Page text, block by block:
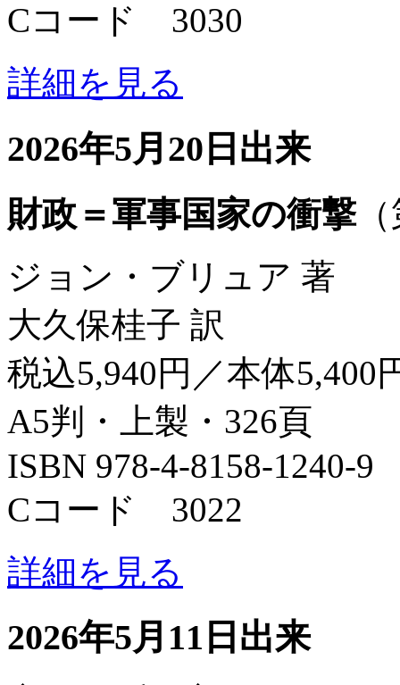
Cコード 3030
詳細を見る
2026年5月20日出来
財政＝軍事国家の衝撃（
ジョン・ブリュア 著
大久保桂子 訳
税込5,940円／本体5,400
A5判・上製・326頁
ISBN 978-4-8158-1240-9
Cコード 3022
詳細を見る
2026年5月11日出来